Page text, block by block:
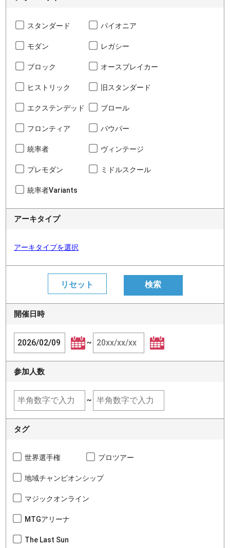
スタンダード パイオニア
モダン レガシー
ブロック オースブレイカー
ヒストリック 旧スタンダード
エクステンデッド ブロール
フロンティア パウパー
統率者 ヴィンテージ
プレモダン ミドルスクール
統率者Variants
アーキタイプ
アーキタイプを選択
開催日時
~
参加人数
~
タグ
世界選手権 プロツアー
地域チャンピオンシップ
マジックオンライン
MTGアリーナ
The Last Sun